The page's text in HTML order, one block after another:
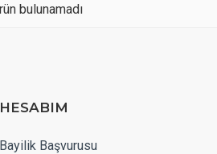
bulunamadı
HESABIM
Bayilik Başvurusu